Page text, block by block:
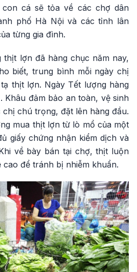
cá sẽ tỏa về các chợ dân
phố Hà Nội và các tỉnh lân
từng gia đình.
thịt lợn đã hàng chục năm nay,
biết, trung bình mỗi ngày chị
thịt lợn. Ngày Tết lượng hàng
Khâu đảm bảo an toàn, vệ sinh
chú trọng, đặt lên hàng đầu.
mua thịt lợn từ lò mổ của một
giấy chứng nhận kiểm dịch và
về bày bán tại chợ, thịt luộn
để tránh bị nhiễm khuẩn.